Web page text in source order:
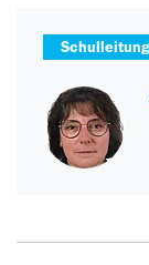
Schulleitung